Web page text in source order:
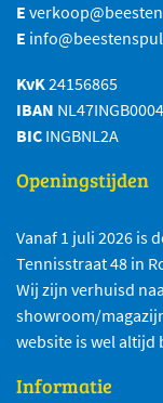
E
E
KvK24156865
IBAN
BIC INGBNL2A
Openingstijden
Vanaf 1 juli 2026 is
Tennisstraat 48 in
Wij zijn verhuisd
showroom/
website is wel altijd
Informatie